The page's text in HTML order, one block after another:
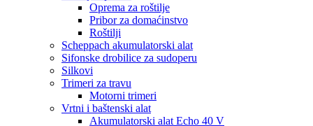
Oprema za roštilje
Pribor za domaćinstvo
Roštilji
Scheppach akumulatorski alat
Sifonske drobilice za sudoperu
Silkovi
Trimeri za travu
Motorni trimeri
Vrtni i baštenski alat
Akumulatorski alat Echo 40 V